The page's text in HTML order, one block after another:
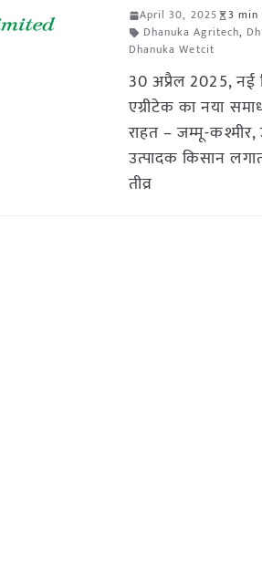
April 30, 2025
3 min
Dhanuka Agritech,
Dhanuka Wetcit
30 अप्रैल 2025, नई
एग्रीटेक का नया
राहत – जम्मू-
उत्पादक किसान
तीव्र